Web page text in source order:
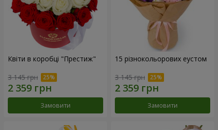
Квіти в коробці "Престиж"
3 145 грн
Замовити
15 різнокольорових еустом
3 145 грн
Замовити